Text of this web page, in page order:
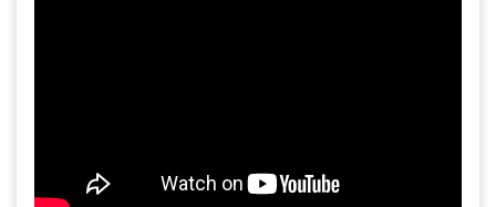
Bồn khuấy công nghiệp là gì? Ứng dụng, cấu
tạo và cách chọn mua hiệu quả